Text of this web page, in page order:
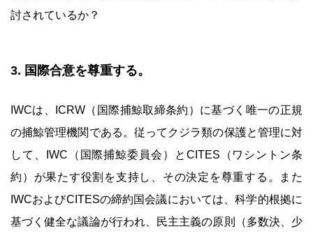
討されているか？
3. 国際合意を尊重する。
IWCは、ICRW（国際捕鯨取締条約）に基づく唯一の正規
の捕鯨管理機関である。従ってクジラ類の保護と管理に対
して、IWC（国際捕鯨委員会）とCITES（ワシントン条
約）が果たす役割を支持し、その決定を尊重する。また
IWCおよびCITESの締約国会議においては、科学的根拠に
基づく健全な議論が行われ、民主主義の原則（多数決、少